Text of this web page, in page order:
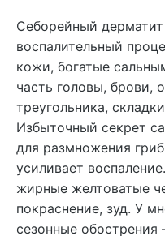
Себорейный
воспалительный
кожи, богатые
часть головы, брови,
треугольника,
Избыточный секрет
для размножения
усиливает
жирные желтоватые
покраснение, зуд. У
сезонные обострения